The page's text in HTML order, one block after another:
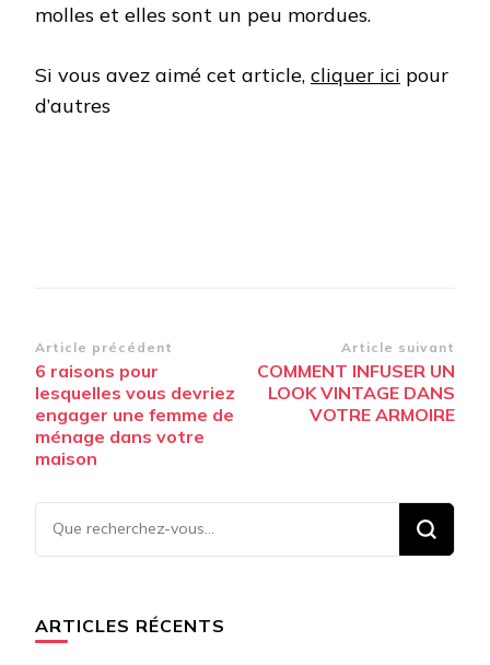
molles et elles sont un peu mordues.
Si vous avez aimé cet article, cliquer ici pour
d’autres
Navigation
d’article
Article précédent
6 raisons pour
lesquelles vous devriez
engager une femme de
ménage dans votre
maison
Article suivant
COMMENT INFUSER UN
LOOK VINTAGE DANS
VOTRE ARMOIRE
Vous
recherchiez
ARTICLES RÉCENTS